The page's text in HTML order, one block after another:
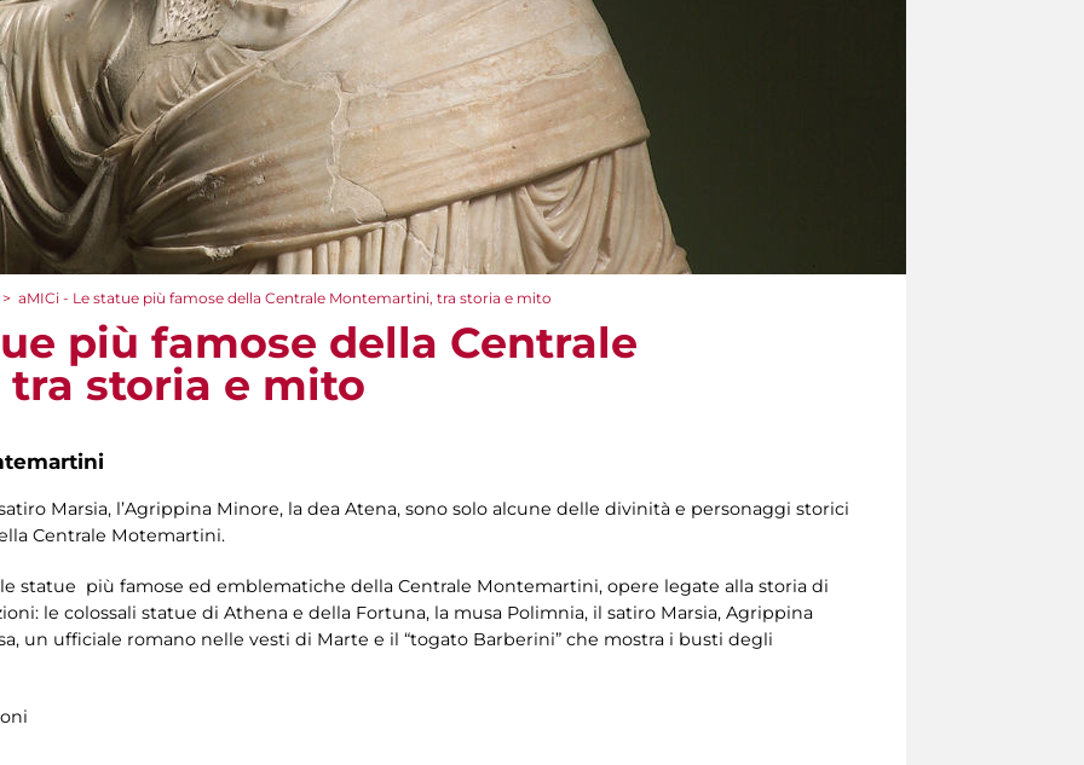
> aMICi - Le statue più famose della Centrale Montemartini, tra storia e mito
più famose della Centrale
storia e mito
Marsia, l’Agrippina Minore, la dea Atena, sono solo alcune delle divinità e personaggi storici
Centrale Motemartini.
statue più famose ed emblematiche della Centrale Montemartini, opere legate alla storia di
le colossali statue di Athena e della Fortuna, la musa Polimnia, il satiro Marsia, Agrippina
un ufficiale romano nelle vesti di Marte e il “togato Barberini” che mostra i busti degli